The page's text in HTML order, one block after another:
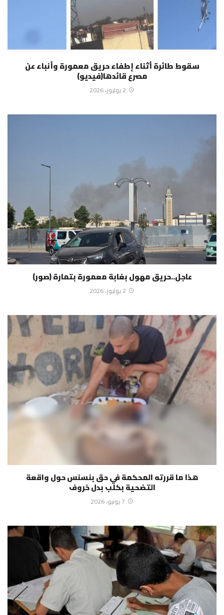
سقوط طائرة أثناء إطفاء حريق معمورة وأنباء عن
مصرع قائدها(فيديو)
2 يوليوز، 2026
عاجل..حريق مهول بغابة معمورة بتمارة (صور)
2 يوليوز، 2026
هذا ما قررته المحكمة في حق بنسنس حول واقعة
التضحية بكلب بدل خروف
7 يونيو، 2026